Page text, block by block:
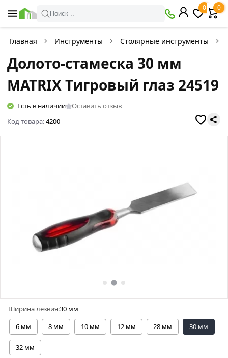
Поиск ..
0 0
Главная Инструменты Столярные инструменты
Долото-стамеска 30 мм
MATRIX Тигровый глаз 24519
Есть в наличии
Оставить отзыв
Код товара:4200
Ширина лезвия:30 мм
6 мм
8 мм 10 мм 12 мм 28 мм 30 мм
32 мм